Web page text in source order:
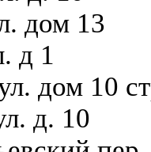
дом 13
д 1
дом 10
д. 10